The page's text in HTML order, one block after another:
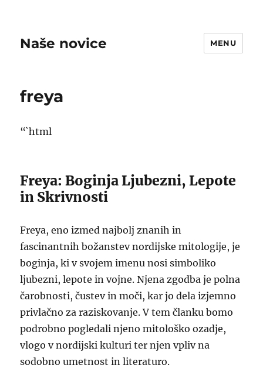
Naše novice MENU
freya
“`html
Freya: Boginja Ljubezni, Lepote
in Skrivnosti
Freya, eno izmed najbolj znanih in
fascinantnih božanstev nordijske mitologije, je
boginja, ki v svojem imenu nosi simboliko
ljubezni, lepote in vojne. Njena zgodba je polna
čarobnosti, čustev in moči, kar jo dela izjemno
privlačno za raziskovanje. V tem članku bomo
podrobno pogledali njeno mitološko ozadje,
vlogo v nordijski kulturi ter njen vpliv na
sodobno umetnost in literaturo.